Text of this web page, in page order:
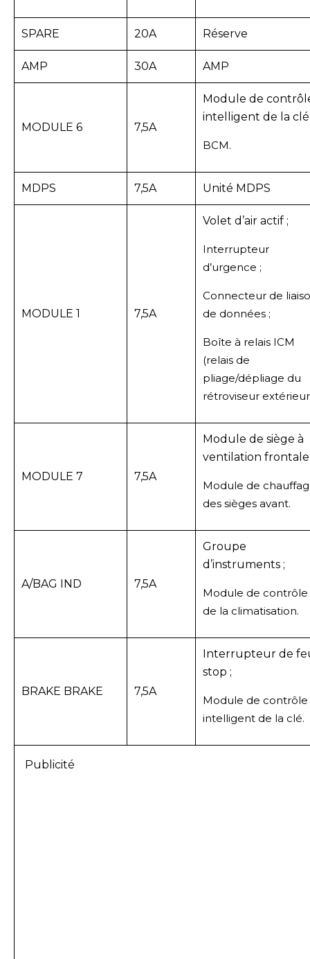
SPARE 20A Réserve
AMP 30A AMP
MODULE 6 7,5A
Module de
intelligent de la clé
BCM.
MDPS 7,5A Unité MDPS
MODULE 1 7,5A
Volet d’air actif ;
Interrupteur
d’urgence ;
Connecteur de
de données ;
Boîte à relais ICM
(relais de
pliage/dépliage du
rétroviseur
MODULE 7 7,5A
Module de siège à
ventilation frontale
Module de
des sièges avant.
A/BAG IND 7,5A
Groupe
d’instruments ;
Module de contrôle
de la climatisation.
BRAKE BRAKE 7,5A
Interrupteur de
stop ;
Module de contrôle
intelligent de la clé.
Publicité